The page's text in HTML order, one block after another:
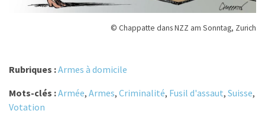
© Chappatte dans NZZ am Sonntag, Zurich
Rubriques :Armes à domicile
Mots-clés :Armée, Armes, Criminalité, Fusil d'assaut, Suisse,
Votation